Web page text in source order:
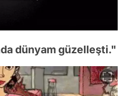
dünyam güzelleşti."